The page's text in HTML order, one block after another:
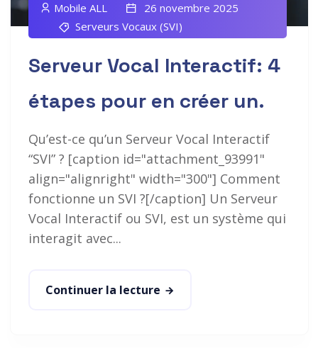
Mobile ALL
26 novembre 2025
Serveurs Vocaux (SVI)
Serveur Vocal Interactif: 4
étapes pour en créer un.
Qu’est-ce qu’un Serveur Vocal Interactif
“SVI” ? [caption id="attachment_93991"
align="alignright" width="300"] Comment
fonctionne un SVI ?[/caption] Un Serveur
Vocal Interactif ou SVI, est un système qui
interagit avec...
Continuer la lecture